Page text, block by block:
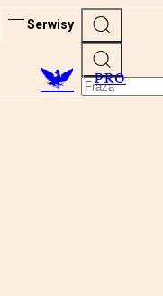
Serwisy
PRO